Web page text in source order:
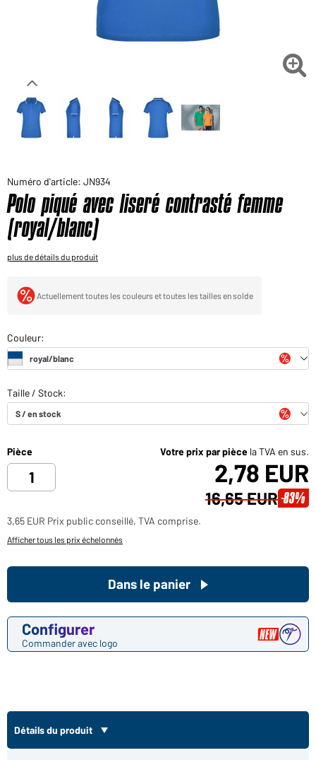
Voudriez-vous acheter des produits pour votre besoin

Numéro d'article: JN934
Polo piqué avec liseré contrasté femme
(royal/blanc)
plus de détails du produit
Actuellement toutes les couleurs et toutes les tailles en solde
Pièce Votre prix par pièce la TVA en sus.
2,78 EUR
16,65 EUR -83%
3,65 EUR Prix public conseillé, TVA comprise.
Afficher tous les prix échelonnés
Configurer
Commander avec logo
Dans le panier
Détails du produit